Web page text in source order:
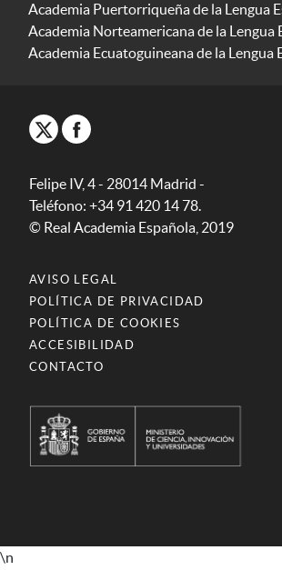
Academia Puertorriqueña de la Lengua
Academia Norteamericana de la Lengua
Academia Ecuatoguineana de la Lengua
Felipe IV, 4 - 28014 Madrid -
Teléfono: +34 91 420 14 78.
© Real Academia Española, 2019
AVISO LEGAL
POLÍTICA DE PRIVACIDAD
POLÍTICA DE COOKIES
ACCESIBILIDAD
CONTACTO
\n